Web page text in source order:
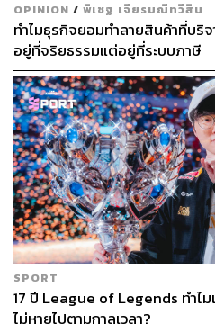
OPINION / พิเชฐ เจียรมณีทวีสิน
ทำไมธุรกิจยอมทำลายสินค้าที่บริ
อยู่ที่จริยธรรมแต่อยู่ที่ระบบภาษี
SPORT
17 ปี League of Legends ทำไม
ไม่หายไปตามกาลเวลา?